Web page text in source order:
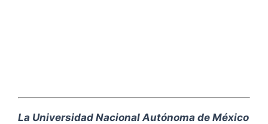
La Universidad Nacional Autónoma de México